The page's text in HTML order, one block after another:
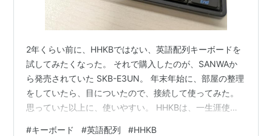
2年くらい前に、HHKBではない、英語配列キーボードを
試してみたくなった。 それで購入したのが、SANWAか
ら発売されていた SKB-E3UN。 年末年始に、部屋の整理
をしていたら、目についたので、接続して使ってみた。
思っていた以上に、使いやすい。 HHKBは、一生涯使う
#キーボード #英語配列 #HHKB